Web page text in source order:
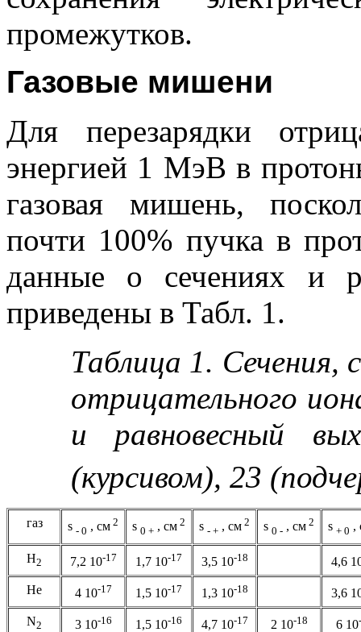
промежутков.
Газовые мишени
Для перезарядки
энергией 1 МэВ в
газовая мишень,
почти 100% пучка в
данные о сечениях и
приведены в Табл. 1.
Таблица 1. Сечения,
отрицательного
и равновесный
(курсивом), 23
газ s - 0 , см 2 s 0 + , см 2 s - + , см 2 s 0 - , см 2 s + 0 ,
H2 7,2 10-17 1,7 10-17 3,5 10-18 4,6
He 4 10-17 1,5 10-17 1,3 10-18 3,6
N2 3 10-16 1,5 10-16 4,7 10-17 2 10-18 6 10